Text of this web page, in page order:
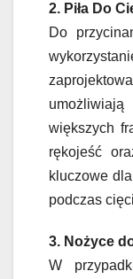
2. Piła Do
Do
większych
rękojeść
kluczowe
podczas
3. Nożyce
W